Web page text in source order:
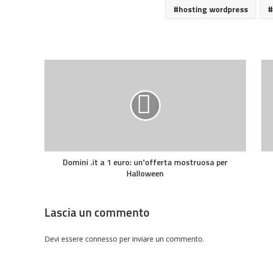
hosting wordpress
Domini .it a 1 euro: un'offerta mostruosa per
Halloween
Lascia un commento
Devi essere connesso per inviare un commento.